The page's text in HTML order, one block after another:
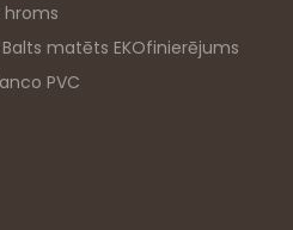
hroms
matēts EKOfinierējums
PVC